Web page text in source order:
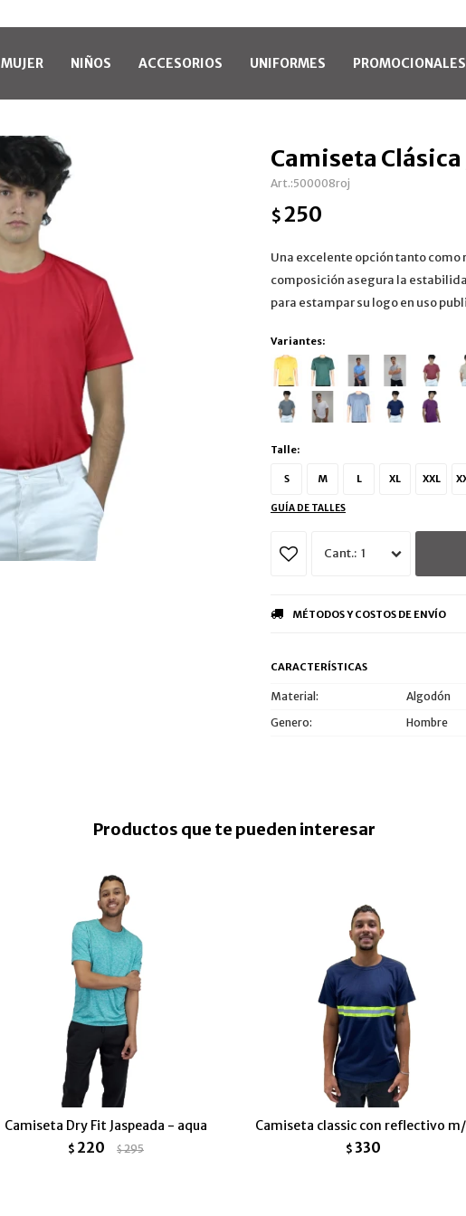
MUJER NIÑOS ACCESORIOS UNIFORMES PROMOCIONALES
Camiseta
500008roj
$250
Una excelente opción tanto como
composición asegura la
para estampar su logo en uso
Variantes:
Talle:
S M L XL XXL
GUÍA DE TALLES
1
MÉTODOS Y COSTOS DE ENVÍO
CARACTERÍSTICAS
Material
Algodón
Genero
Hombre
Productos que te pueden interesar
Camiseta Dry Fit Jaspeada - aqua
$ 220 $295
Camiseta classic con reflectivo
$ 330